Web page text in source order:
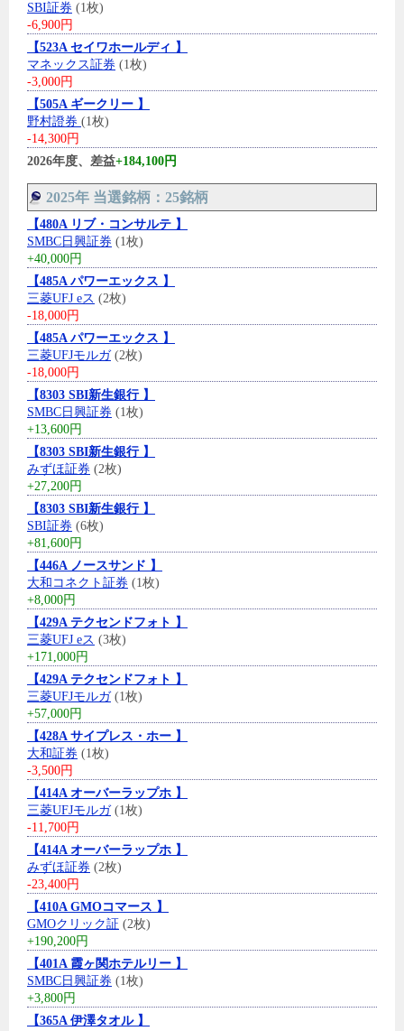
SBI証券 (1枚)
-6,900円
【523A セイワホールディ 】
マネックス証券 (1枚)
-3,000円
【505A ギークリー 】
野村證券 (1枚)
-14,300円
2026年度、差益+184,100円
2025年 当選銘柄：25銘柄
【480A リブ・コンサルテ 】
SMBC日興証券 (1枚)
+40,000円
【485A パワーエックス 】
三菱UFJ eス (2枚)
-18,000円
【485A パワーエックス 】
三菱UFJモルガ(2枚)
-18,000円
【8303 SBI新生銀行 】
SMBC日興証券 (1枚)
+13,600円
【8303 SBI新生銀行 】
みずほ証券 (2枚)
+27,200円
【8303 SBI新生銀行 】
SBI証券 (6枚)
+81,600円
【446A ノースサンド 】
大和コネクト証券 (1枚)
+8,000円
【429A テクセンドフォト 】
三菱UFJ eス (3枚)
+171,000円
【429A テクセンドフォト 】
三菱UFJモルガ(1枚)
+57,000円
【428A サイプレス・ホー 】
大和証券 (1枚)
-3,500円
【414A オーバーラップホ 】
三菱UFJモルガ(1枚)
-11,700円
【414A オーバーラップホ 】
みずほ証券 (2枚)
-23,400円
【410A GMOコマース 】
GMOクリック証 (2枚)
+190,200円
【401A 霞ヶ関ホテルリー 】
SMBC日興証券 (1枚)
+3,800円
【365A 伊澤タオル 】